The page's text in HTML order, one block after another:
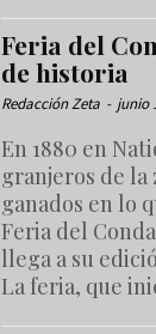
Feria del
de historia
Redacción Zeta - junio
En 1880 en
granjeros de la
ganados en lo
Feria del
llega a su
La feria, que